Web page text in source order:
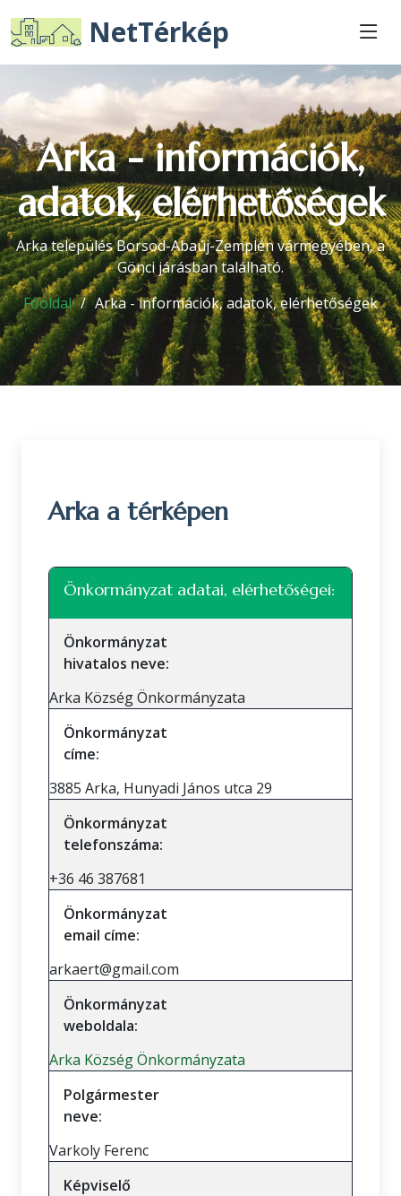
NetTérkép
Arka - információk,
adatok, elérhetőségek
Arka település Borsod-Abaúj-Zemplén vármegyében, a
Gönci járásban található.
Főoldal
Arka - információk, adatok, elérhetőségek
Arka a térképen
+
Önkormányzat adatai, elérhetőségei:
Önkormányzat
hivatalos neve:
Arka Község Önkormányzata
Önkormányzat
címe:
3885 Arka, Hunyadi János utca 29
Önkormányzat
telefonszáma:
+36 46 387681
Önkormányzat
email címe:
arkaert@gmail.com
Önkormányzat
weboldala:
Arka Község Önkormányzata
Polgármester
neve:
Varkoly Ferenc
Képviselő